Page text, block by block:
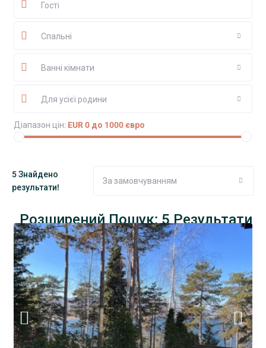
Гості
Спальні
Ванні кімнати
Для усієї родини
Діапазон цін: EUR 0 до 1000 євро
5 Знайдено
результати!
За замовчуванням
Розширений Пошук: 5 Результати